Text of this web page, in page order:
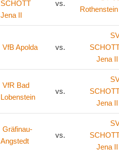
SCHOTT
Jena II
vs.
Rothenstein
VfB Apolda vs.
Jena II
VfR Bad
Lobenstein
vs.
Jena II
Gräfinau-
Angstedt
vs.
Jena II